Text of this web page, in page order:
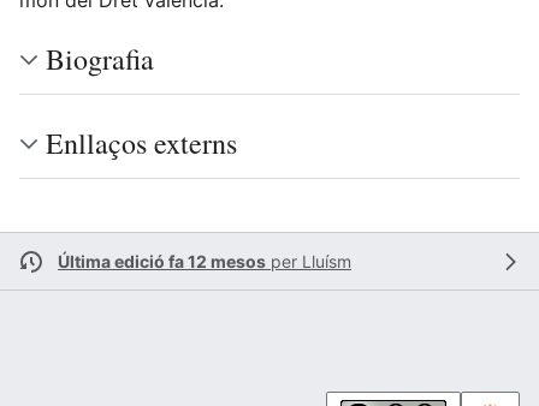
Biografia
Enllaços externs
Última edició fa 12 mesos per Lluísm